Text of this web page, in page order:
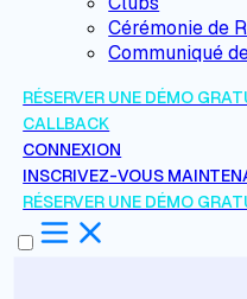
Cérémonie de
Communiqué
RÉSERVER UNE DÉMO
CALLBACK
CONNEXION
INSCRIVEZ-VOUS
RÉSERVER UNE DÉMO